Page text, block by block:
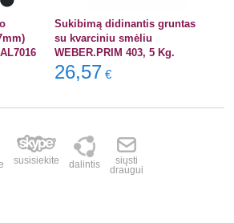
Sukibimą didinantis gruntas
su kvarciniu smėliu
WEBER.PRIM 403, 5 Kg.
26,57 €
susisiekite dalintis
siųsti
draugui